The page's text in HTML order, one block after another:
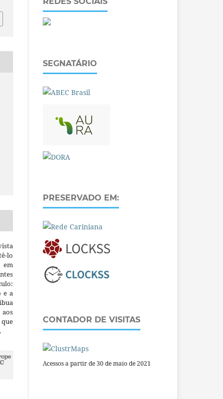
lo
em
e a
SEGNATÁRIO
PRESERVADO EM:
CONTADOR DE VISITAS
Acessos a partir de 30 de maio de 2021